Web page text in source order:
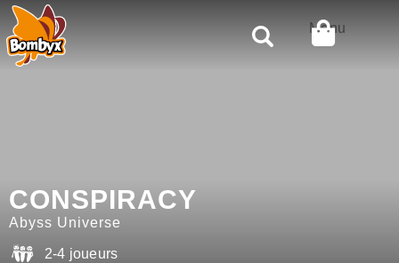
Menu
Rechercher
CONSPIRACY
Abyss Universe
2-4 joueurs